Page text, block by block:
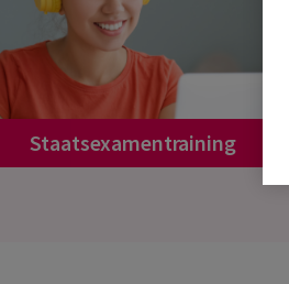
Staatsexamentraining